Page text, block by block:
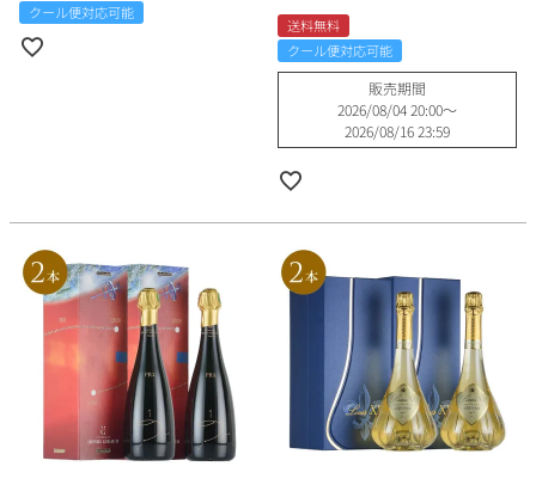
クール便対応可能
送料無料
クール便対応可能
販売期間
2026/08/04 20:00〜
2026/08/16 23:59